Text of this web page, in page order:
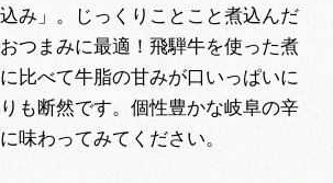
み」。じっくりことこと煮込んだ
つまみに最適！飛騨牛を使った煮
比べて牛脂の甘みが口いっぱいに
も断然です。個性豊かな岐阜の辛
味わってみてください。